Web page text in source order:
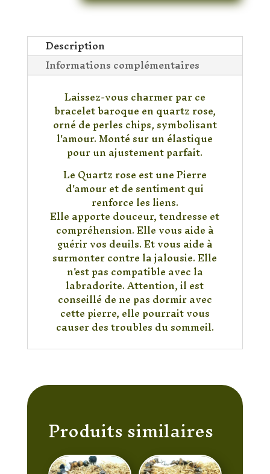
Baroque
CoeurDescription
Informations complémentaires
Laissez-vous charmer par ce
bracelet baroque en quartz rose,
orné de perles chips, symbolisant
l'amour. Monté sur un élastique
pour un ajustement parfait.
Le Quartz rose est une Pierre
d'amour et de sentiment qui
renforce les liens.
Elle apporte douceur, tendresse et
compréhension. Elle vous aide à
guérir vos deuils. Et vous aide à
surmonter contre la jalousie. Elle
n'est pas compatible avec la
labradorite. Attention, il est
conseillé de ne pas dormir avec
cette pierre, elle pourrait vous
causer des troubles du sommeil.
Produits similaires